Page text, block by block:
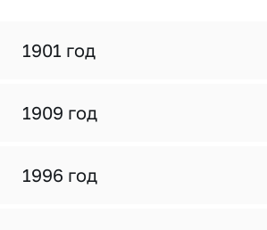
1901 год
1909 год
1996 год